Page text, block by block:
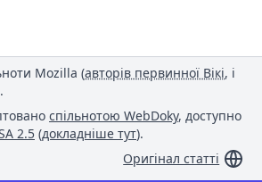
Mozilla (авторів первинної Вікі, і
спільнотою WebDoky, доступно
2.5 (докладніше тут).
Оригінал статті